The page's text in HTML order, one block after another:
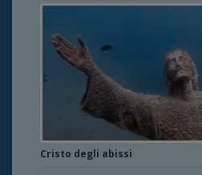
Cristo degli abissi